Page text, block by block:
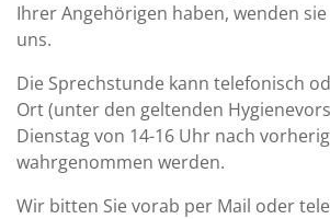
Ihrer Angehörigen haben, wenden
uns.
Die Sprechstunde kann telefonisch
Ort (unter den geltenden
Dienstag von 14-16 Uhr nach
wahrgenommen werden.
Wir bitten Sie vorab per Mail oder